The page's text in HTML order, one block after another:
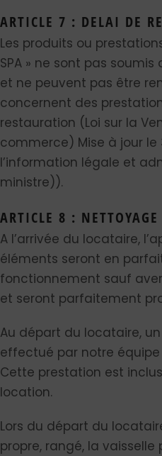
ARTICLE 7 : DELAI DE
Les produits ou prestations
SPA » ne sont pas
et ne peuvent pas être
concernent des
restauration (Loi sur la
commerce) Mise à jour le
l’information légale et
ministre)).
ARTICLE 8 : NETTOYAGE
A l’arrivée du locataire,
éléments seront en
fonctionnement sauf
et seront parfaitement
Au départ du locataire,
effectué par notre
Cette prestation est
location.
Lors du départ du
propre, rangé, la vaisselle